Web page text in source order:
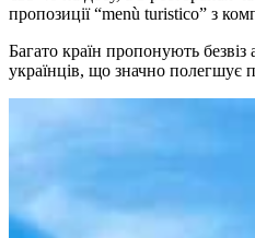
пропозиції “menù turistico” з
Багато країн пропонують
українців, що значно полегшує